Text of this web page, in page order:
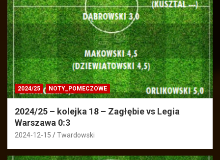
2024/25 NOTY_POMECZOWE
2024/25 – kolejka 18 – Zagłębie vs Legia
Warszawa 0:3
2024-12-15 Twardowski